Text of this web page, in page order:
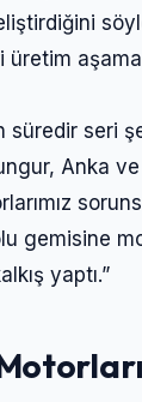
üretim
süredir seri
Anka
gemisine
yaptı.”